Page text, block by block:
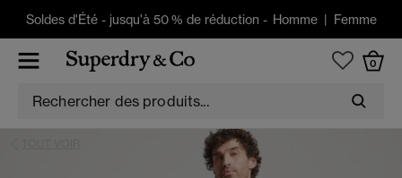
Soldes d'Été -jusqu'à 50 % de réduction - Homme| Femme
0